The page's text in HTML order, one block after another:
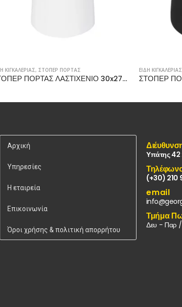
ΕΙΔΗ ΚΙΓΚΑΛΕΡΙΑΣ,ΣΤΟΠΕΡ ΠΟΡΤΑΣ ΕΙΔΗ
Αρχική
Υπηρεσίες
Η εταιρεία
Επικοινωνία
Όροι χρήσης & πολιτική απορρήτου
Υπάτης 42
(+30) 210
email
Τμήμα
Δευ - Παρ